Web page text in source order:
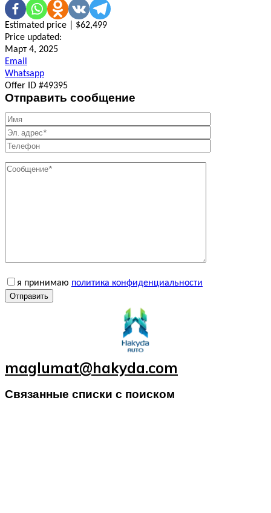
Estimated price | $62,499
Price updated:
Март 4, 2025
Email
Whatsapp
Offer ID #49395
Отправить сообщение
я принимаю политика конфиденциальности
Отправить
maglumat@hakyda.com
Связанные списки с поиском